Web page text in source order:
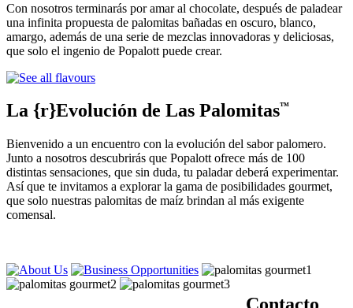
Con nosotros terminarás por amar al chocolate, después de paladear
una infinita propuesta de palomitas bañadas en oscuro, blanco,
amargo, además de una serie de mezclas innovadoras y deliciosas,
que solo el ingenio de Popalott puede crear.
La {r}Evolución de Las Palomitas™
Bienvenido a un encuentro con la evolución del sabor palomero.
Junto a nosotros descubrirás que Popalott ofrece más de 100
distintas sensaciones, que sin duda, tu paladar deberá experimentar.
Así que te invitamos a explorar la gama de posibilidades gourmet,
que solo nuestras palomitas de maíz brindan al más exigente
comensal.